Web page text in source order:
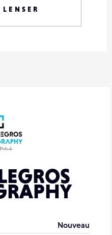
Nouveau